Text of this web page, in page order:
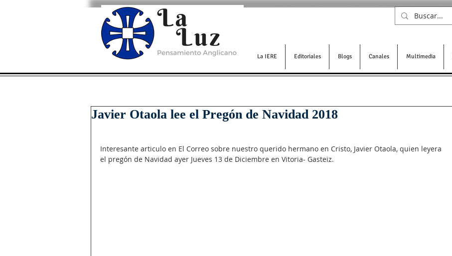
La IERE Editoriales Blogs Canales Multimedia
Javier Otaola lee el Pregón de Navidad 2018
Interesante articulo en El Correo sobre nuestro querido hermano en Cristo, Javier Otaola, quien leyera
el pregón de Navidad ayer Jueves 13 de Diciembre en Vitoria- Gasteiz.